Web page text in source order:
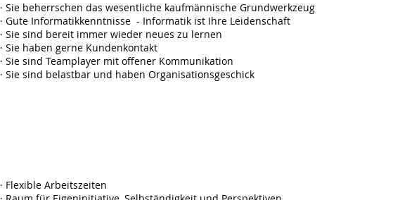
· Sie beherrschen das wesentliche kaufmännische Grundwerkzeug
· Gute Informatikkenntnisse - Informatik ist Ihre Leidenschaft
· Sie sind bereit immer wieder neues zu lernen
· Sie haben gerne Kundenkontakt
· Sie sind Teamplayer mit offener Kommunikation
· Sie sind belastbar und haben Organisationsgeschick
· Flexible Arbeitszeiten